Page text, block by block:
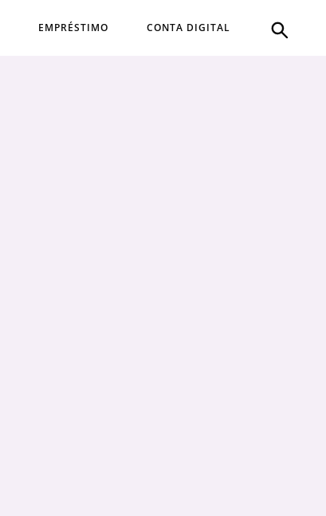
EMPRÉSTIMO CONTA DIGITAL